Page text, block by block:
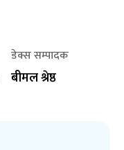
डेक्स सम्पादक
बीमल श्रेष्ठ